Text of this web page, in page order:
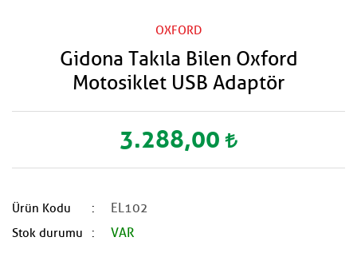
OXFORD
Gidona Takıla Bilen Oxford
Motosiklet USB Adaptör
3.288,00
Ürün Kodu EL102
Stok durumu VAR